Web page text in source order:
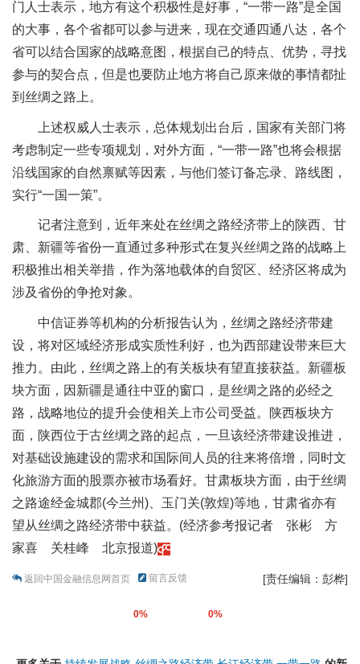
门人士表示，地方有这个积极性是好事，“一带一路”是全国
的大事，各个省都可以参与进来，现在交通四通八达，各个
省可以结合国家的战略意图，根据自己的特点、优势，寻找
参与的契合点，但是也要防止地方将自己原来做的事情都扯
到丝绸之路上。
上述权威人士表示，总体规划出台后，国家有关部门将
考虑制定一些专项规划，对外方面，“一带一路”也将会根据
沿线国家的自然禀赋等因素，与他们签订备忘录、路线图，
实行“一国一策”。
记者注意到，近年来处在丝绸之路经济带上的陕西、甘
肃、新疆等省份一直通过多种形式在复兴丝绸之路的战略上
积极推出相关举措，作为落地载体的自贸区、经济区将成为
涉及省份的争抢对象。
中信证券等机构的分析报告认为，丝绸之路经济带建
设，将对区域经济形成实质性利好，也为西部建设带来巨大
推力。由此，丝绸之路上的有关板块有望直接获益。新疆板
块方面，因新疆是通往中亚的窗口，是丝绸之路的必经之
路，战略地位的提升会使相关上市公司受益。陕西板块方
面，陕西位于古丝绸之路的起点，一旦该经济带建设推进，
对基础设施建设的需求和国际间人员的往来将倍增，同时文
化旅游方面的股票亦被市场看好。甘肃板块方面，由于丝绸
之路途经金城郡(今兰州)、玉门关(敦煌)等地，甘肃省亦有
望从丝绸之路经济带中获益。(经济参考报记者 张彬 方
家喜 关桂峰 北京报道)
返回中国金融信息网首页 留言反馈 [责任编辑：彭桦]
0% 0%